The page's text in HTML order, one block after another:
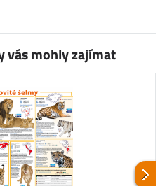
vás mohly zajímat